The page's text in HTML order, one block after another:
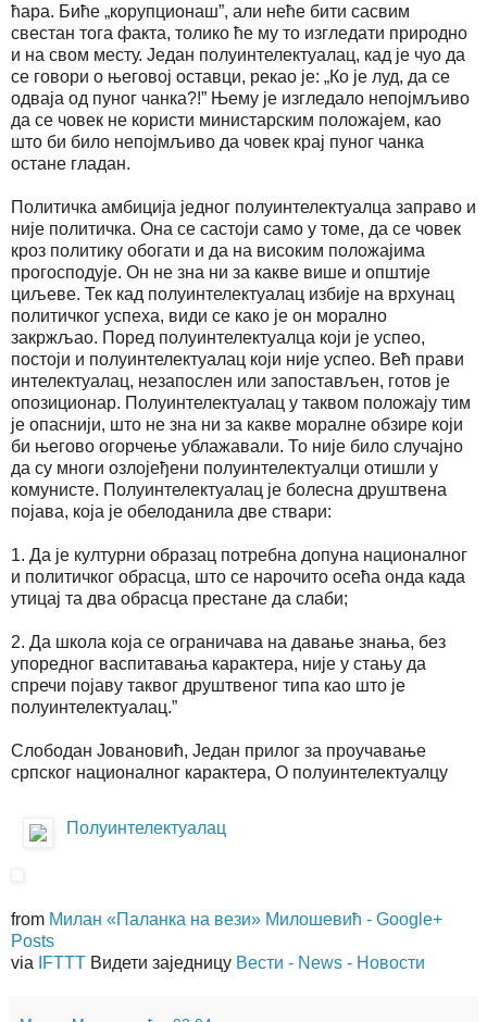
ћара. Биће „корупционаш”, али неће бити сасвим
свестан тога факта, толико ће му то изгледати природно
и на свом месту. Један полуинтелектуалац, кад је чуо да
се говори о његовој оставци, рекао је: „Ко је луд, да се
одваја од пуног чанка?!” Њему је изгледало непојмљиво
да се човек не користи министарским положајем, као
што би било непојмљиво да човек крај пуног чанка
остане гладан.
Политичка амбиција једног полуинтелектуалца заправо и
није политичка. Она се састоји само у томе, да се човек
кроз политику обогати и да на високим положајима
прогосподује. Он не зна ни за какве више и општије
циљеве. Тек кад полуинтелектуалац избије на врхунац
политичког успеха, види се како је он морално
закржљао. Поред полуинтелектуалца који је успео,
постоји и полуинтелектуалац који није успео. Већ прави
интелектуалац, незапослен или запостављен, готов је
опозиционар. Полуинтелектуалац у таквом положају тим
је опаснији, што не зна ни за какве моралне обзире који
би његово огорчење ублажавали. То није било случајно
да су многи озлојеђени полуинтелектуалци отишли у
комунисте. Полуинтелектуалац је болесна друштвена
појава, која је обелоданила две ствари:
1. Да је културни образац потребна допуна националног
и политичког обрасца, што се нарочито осећа онда када
утицај та два обрасца престане да слаби;
2. Да школа која се ограничава на давање знања, без
упоредног васпитавања карактера, није у стању да
спречи појаву таквог друштвеног типа као што је
полуинтелектуалац.”
Слободан Јовановић, Један прилог за проучавање
српског националног карактера, О полуинтелектуалцу
Полуинтелектуалац
from Милан «Паланка на вези» Милошевић - Google+
Posts
via
IFTTT Видети заједницу Вести - News - Новости